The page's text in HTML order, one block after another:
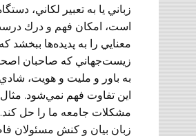
زباني يا به تعبير لكاني،
است، امكان فهم و درك
معنايي را به پديده‌ها ببخشد
زيست‌جهاني كه صاحبان
به باور و مليت و هويت،
اين تفاوت فهم نمي‌شود.
مشكلات جامعه ما را حل
زبان بيان و كنش مسئولان